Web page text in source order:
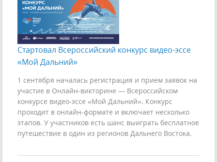
Стартовал Всероссийский конкурс видео-эссе
«Мой Дальний»
1 сентября началась регистрация и прием заявок на
участие в Онлайн-викторине — Всероссийском
конкурсе видео-эссе «Мой Дальний». Конкурс
проходит в онлайн-формате и включает несколько
этапов. У участников есть шанс выиграть бесплатное
путешествие в один из регионов Дальнего Востока.